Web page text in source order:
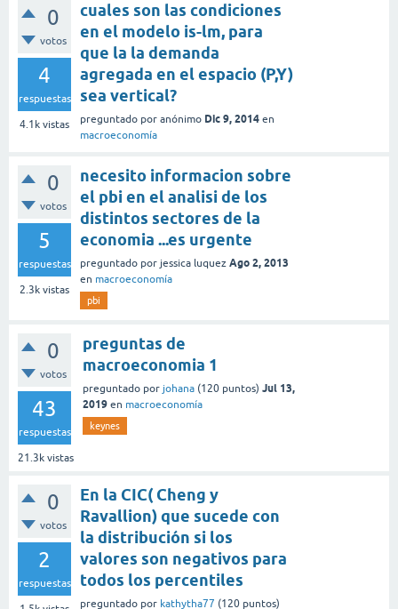
0
votos
4
respuestas
4.1k vistas
cuales son las condiciones
en el modelo is-lm, para
que la la demanda
agregada en el espacio (P,Y)
sea vertical?
preguntado por anónimo Dic 9, 2014 en
macroeconomía
0
votos
5
respuestas
2.3k vistas
necesito informacion sobre
el pbi en el analisi de los
distintos sectores de la
economia ...es urgente
preguntado por jessica luquez Ago 2, 2013
en macroeconomía
pbi
0
votos
43
respuestas
21.3k vistas
preguntas de
macroeconomia 1
preguntado por johana (120 puntos) Jul 13,
2019 en macroeconomía
keynes
0
votos
2
respuestas
En la CIC( Cheng y
Ravallion) que sucede con
la distribución si los
valores son negativos para
todos los percentiles
preguntado por kathytha77 (120 puntos)